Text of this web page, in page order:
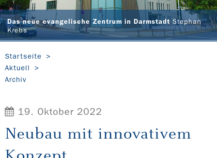
Das neue evangelische Zentrum in DarmstadtStephan
Krebs
Startseite
Aktuell
Archiv
19. Oktober 2022
Neubau mit innovativem